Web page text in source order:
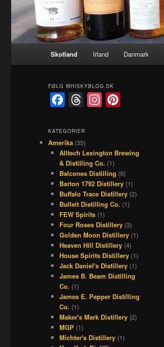
Skotland Irland Danmark
FØLG WHISKYBLOG.DK
c
e
b
o
o
k
r
e
a
d
s
a
g
r
a
m
e
r
e
s
KATEGORIER
Amerika (35)
Alltech Lexington Brewing
& Distilling Co. (1)
Balcones Distilling (6)
Barton 1792 Distillery(1)
Buffalo Trace Distillery(2)
Bulleit Distilling Co. (1)
FEW Spirits(1)
Four Roses Distillery(3)
Golden Moon Distillery(1)
Heaven Hill Distillery(4)
House Spirits Distillery(1)
Jack Daniel's Distillery(1)
James B. Beam Distilling
Co. (1)
James E. Pepper Distilling
Co. (1)
Maker's Mark Distillery(2)
MGP(1)
Michter's Distillery(1)